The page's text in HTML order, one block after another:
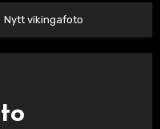
Nytt vikingafoto